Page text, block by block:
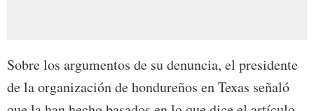
Sobre los argumentos de su denuncia, el presidente
de la organización de hondureños en Texas señaló